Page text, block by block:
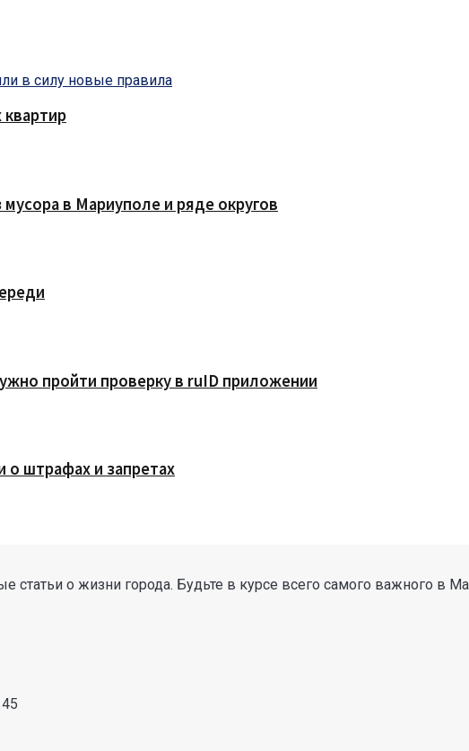
в Мариуполе и ряде округов
пройти проверку в ruID приложении
штрафах и запретах
статьи о жизни города. Будьте в курсе всего самого важного в